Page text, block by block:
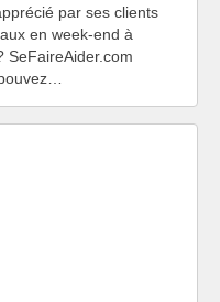
par ses clients
en week-end à
SeFaireAider.com